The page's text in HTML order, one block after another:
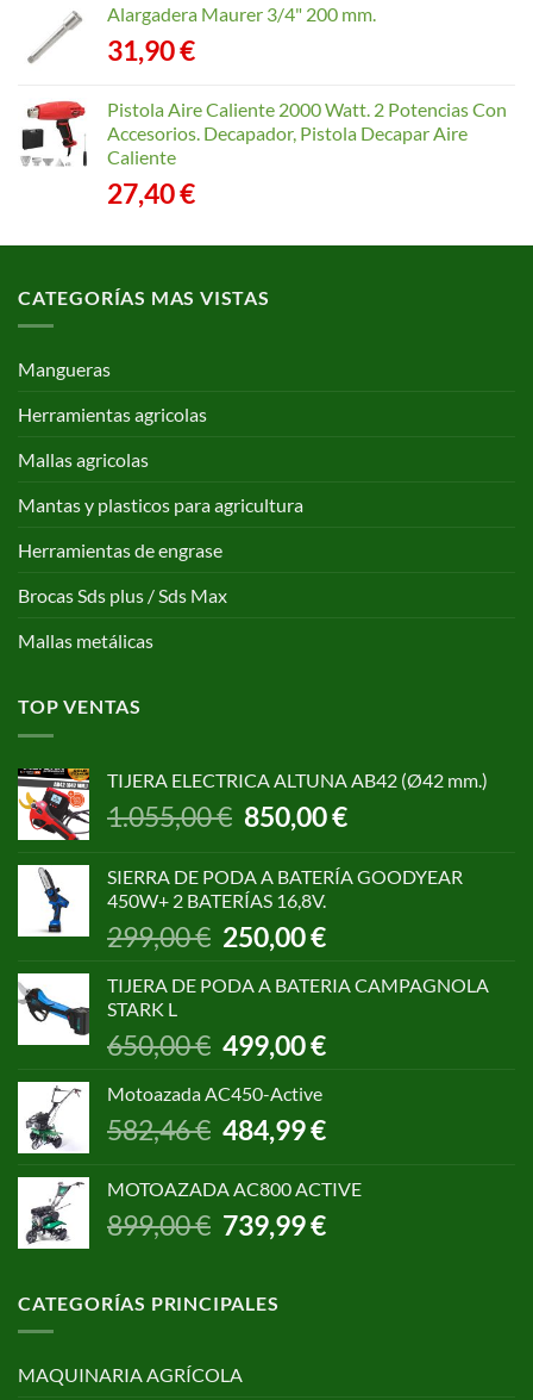
Alargadera Maurer 3/4" 200 mm.
31,90€
Pistola Aire Caliente 2000 Watt. 2 Potencias Con
Accesorios. Decapador, Pistola Decapar Aire
Caliente
27,40€
CATEGORÍAS MAS VISTAS
Mangueras
Herramientas agricolas
Mallas agricolas
Mantas y plasticos para agricultura
Herramientas de engrase
Brocas Sds plus / Sds Max
Mallas metálicas
TOP VENTAS
TIJERA ELECTRICA ALTUNA AB42 (Ø42 mm.)
1.055,00€ El
precio
era:
1.055,00 €.
850,00€El
precio
es:
SIERRA DE PODA A BATERÍA GOODYEAR
450W+ 2 BATERÍAS 16,8V.
299,00€ El
precio
original
299,00 €.
250,00€El
precio
actual
250,00 €.
TIJERA DE PODA A BATERIA CAMPAGNOLA
STARK L
650,00€
El
precio
original
650,00 €.
499,00€El
precio
499,00 €.
Motoazada AC450-Active
582,46€
El
precio
era:
582,46 €.
484,99€El
precio
es:
484,99 €.
MOTOAZADA AC800 ACTIVE
899,00€ El
precio
era:
899,00 €.
739,99€El
precio
CATEGORÍAS PRINCIPALES
MAQUINARIA AGRÍCOLA